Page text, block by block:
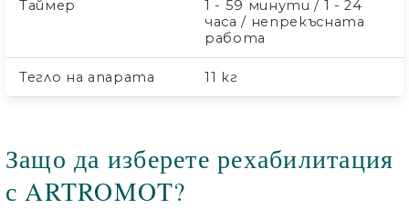
Таймер
1 - 59 минути / 1 - 24
часа / непрекъсната
работа
Тегло на апарата 11 кг
Защо да изберете рехабилитация
с ARTROMOT?